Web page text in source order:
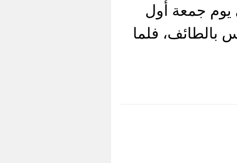
يوم جمعة أول
بالطائف، فلما